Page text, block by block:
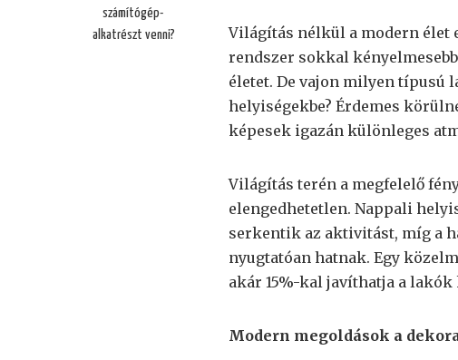
számítógép-
alkatrészt venni?
Világítás nélkül a modern élet
rendszer sokkal
életet. De vajon milyen típusú
helyiségekbe? Érdemes
képesek igazán különleges
Világítás terén a megfelelő
elengedhetetlen. Nappali
serkentik az aktivitást, míg a
nyugtatóan hatnak. Egy
akár 15%-kal javíthatja a lakók
Modern megoldások a